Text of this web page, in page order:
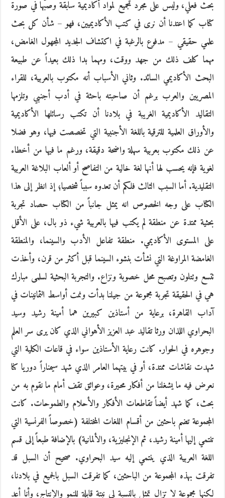
بحث فعلي، وليس على مجرد تجميع لمواد أكاديمية سابقة وصبّها في صورة
كتاب كما اعتدنا أن نرى في كتب الأكاديميين، فهو – شأن كل بحث
علمي حقيقي – مدفوع بالرغبة في اكتشاف الجديد المجهول الغامض،
مهما كلف ذلك من جهد ووقت، ومهما بدا ذلك بعيداً عن طبيعة
البحث الأكاديمي السائد. وثاني الأسباب أنه مكتوب بالعربية، للقراء
المصريين والعرب برغم أن صاحبته باحثة في أدب أجنبي وتلزمها
التقاليد الأكاديمية الغريبة في بلادنا أن تكتب رسائلها الأكاديمية
والأوراق العلمية للترقية باللغة الأجنبية التي تخصصت فيها، وهو فضلا
عن ذلك مكتوب بعربية سهلة واضحة دقيقة، ورغم ما فيها من أخطاء
لغوية فإنه يحسب لها أنها لغة خالية من التفاصح أو ألعاب البلاغة العربية
التقليدية. أما السبب الثالث فلكم أن تعدوه سبباً شخصيا؛ إذ انظر إلى هذا
الكتاب على وجه الخصوص انه يمثل جانباً من الكتاب حصاد تجربة
بحثية ممتدة عن منطقة لم يكتب فيها بالعربية شيء ذو بال، على الأقل
على المستوى الأكاديمي. منطقة تفاعل الأدب والسينما، والمنطقة
الغامضة المراوغة التي نشأت بنشوء السينما قبل أكثر من قرن، وأخذت
تتسع وتتلون وتصبح محل خصوبة ونزاع. والتجربة البحثية لسلمى مبارك
هي في الحقيقة تجربة مجموعة من جيلنا بدأت ونمت أواسط الثمانينات في
آداب القاهرة، برعاية من أستاذين كبيرين هما أمينة رشيد وسيد
البحراوي اللذان ورثا تقاليد عبد العزيز الأهواني الذي كان يرى سر العلم
وجوهره في الحوار. كانت رعاية الأستاذين سواء في قاعات الكلية التي
شهدت نقاشات ممتدة، أو في بيتهما العامر الذي شهد سيمناراً دوريا كنا
نعرض فيه ما يشغلنا من أفكار محيرة، وعوائق تقف أمام ما نقوم به من
بحث، كما شهد أيضاً تقاطعات الأفكار والأحلام والطموحات. كانت
المجموعة تضم باحثين من أقسام اللغات المختلفة (خصوصاً الفرنسية التي
تنتمي إليها أمينة رشيد، ثم الإنجليزية، والألمانية) بالإضافة طبعاً إلى قسم
اللغة العربية الذي ينتمي إليه سيد البحراوي. صحيح أن السبل قد
تفرقت بهذه المجموعة من الباحثين، كما تفرقت السبل بالجميع في بلادنا،
لكنها مجموعة لا تزال تمثل بالنسبة لي نبتة قابلة للنمو والإنتاج، وأنا أعد